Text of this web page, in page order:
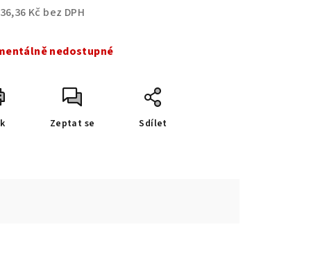
Kč bez DPH
nedostupné
Zeptat se Sdílet